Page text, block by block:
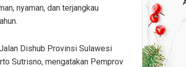
nyaman, dan terjangkau
Dishub Provinsi Sulawesi
Sutrisno, mengatakan Pemprov